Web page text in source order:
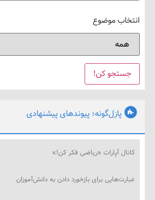
موضوع
پازل‌گونه؛ پیوندهای پیشنهادی
آپارات «ریاضی فکر کن!»
برای بازخورد دادن به دانش‌آموزان